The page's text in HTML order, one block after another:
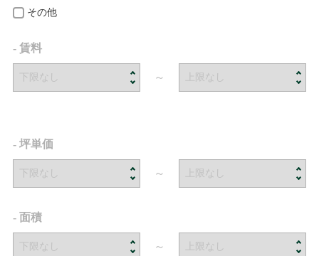
その他
- 賃料
～
- 坪単価
～
- 面積
～